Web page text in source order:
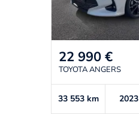
22 990 €
TOYOTA ANGERS
33 553 km 2023